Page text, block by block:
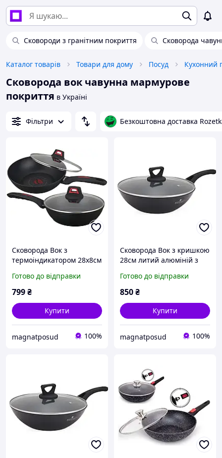
Сковороди з гранітним покриття Сковорода
Каталог товарів Товари для дому Посуд Кухонний
Сковорода вок чавунна мармурове
покриття в Україні
Фільтри Безкоштовна доставка
Сковорода Вок з
термоіндикатором 28х8см
мармуровим
антипригарним
13098
Готово до відправки
799₴
Купити
magnatposud 100%
Сковорода Вок з кришкою
28см литий алюміній з
антипригарним
покриттям Edenberg EB-
Готово до відправки
850₴
Купити
magnatposud 100%